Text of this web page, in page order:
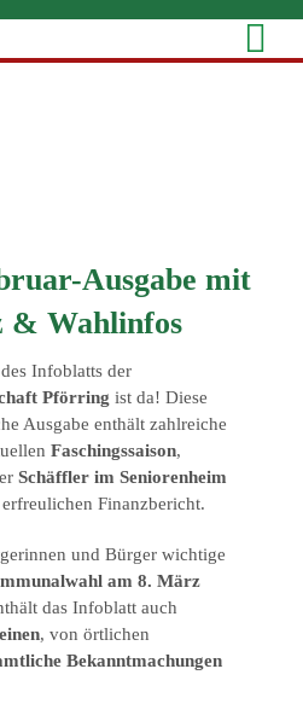
Ausgabe mit
& Wahlinfos
Infoblatts der
Pförring ist da! Diese
Ausgabe enthält zahlreiche
Faschingssaison,
Schäffler im Seniorenheim
Finanzbericht.
und Bürger wichtige
am 8. März
das Infoblatt auch
, von örtlichen
Bekanntmachungen